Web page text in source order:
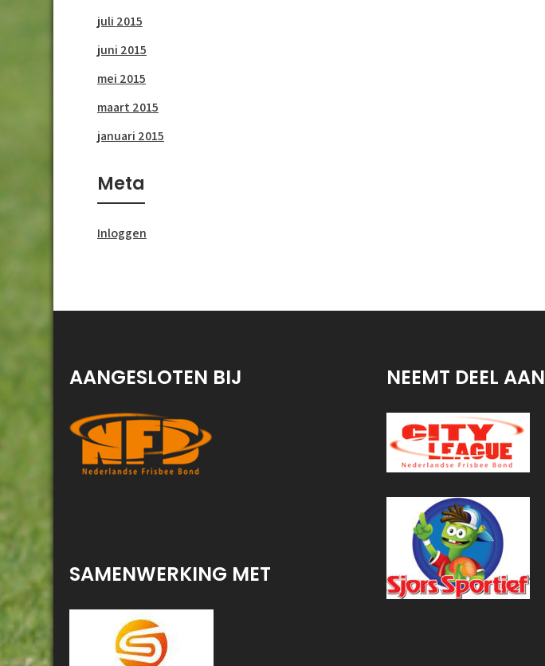
juli 2015
juni 2015
mei 2015
maart 2015
januari 2015
Meta
Inloggen
AANGESLOTEN BIJ
SAMENWERKING MET
NEEMT DEEL AAN